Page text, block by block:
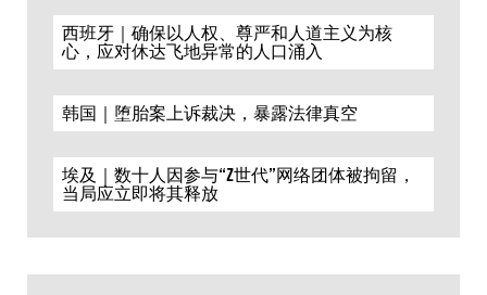
西班牙｜确保以人权、尊严和人道主义为核
心，应对休达飞地异常的人口涌入
韩国｜堕胎案上诉裁决，暴露法律真空
埃及｜数十人因参与“Z世代”网络团体被拘留，
当局应立即将其释放